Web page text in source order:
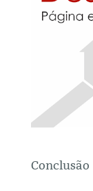
Conclusão